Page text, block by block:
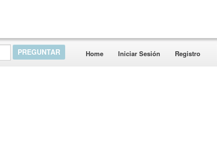
Home Iniciar Sesión Registro